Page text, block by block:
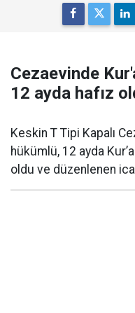
Cezaevinde
12 ayda hafız
Keskin T Tipi Kapalı
hükümlü, 12 ayda
oldu ve düzenlenen